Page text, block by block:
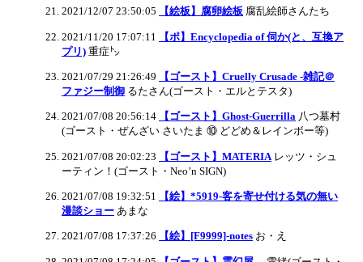
2021/12/07 23:50:05 【絵板】腐卵絵板 腐乱絵師さんたち
2021/11/20 17:07:11
【ポ】Encyclopedia of 伺か(と、互換ア
プリ) 重症㌧
2021/07/29 21:26:49
【ゴースト】Cruelly Crusade -雑記＠
ファジー制御 るたさん(ゴースト・エルとテスタ)
2021/07/08 20:56:14 【ゴースト】Ghost-Guerrilla 八つ墓村
(ゴースト・ぜんざい さいたま ⑩ どどめ＆レインボー等)
2021/07/08 20:02:23 【ゴースト】MATERIA レッツ・シュ
ーティン！(ゴースト・Neo’n SIGN)
2021/07/08 19:32:51
【絵】*5919-客を寄せ付ける気の無い
漫談ショー あまな
2021/07/08 17:37:26 【絵】[F9999]-notes お・え